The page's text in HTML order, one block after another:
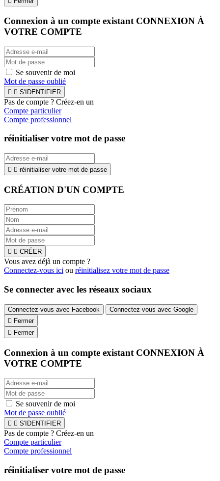
Connexion à un compte existant CONNEXION À
VOTRE COMPTE
Se souvenir de moi
Mot de passe oublié
  S'IDENTIFIER
Pas de compte ? Créez-en un
Compte particulier
Compte professionnel
réinitialiser votre mot de passe
  réinitialiser votre mot de passe
CRÉATION D'UN COMPTE
  CRÉER
Vous avez déjà un compte ?
Connectez-vous ici ou réinitialisez votre mot de passe
Se connecter avec les réseaux sociaux
Connectez-vous avec Facebook
Connectez-vous avec Google
 Fermer
 Fermer
Connexion à un compte existant CONNEXION À
VOTRE COMPTE
Se souvenir de moi
Mot de passe oublié
  S'IDENTIFIER
Pas de compte ? Créez-en un
Compte particulier
Compte professionnel
réinitialiser votre mot de passe